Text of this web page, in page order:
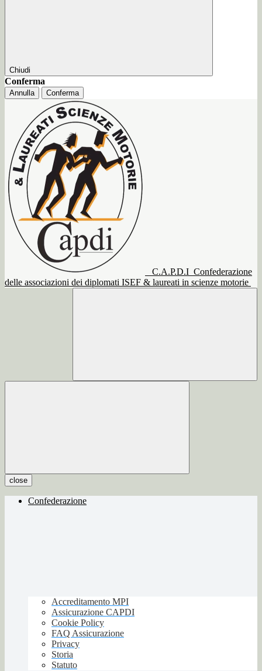
Chiudi
Conferma
Annulla Conferma
C.A.P.D.I Confederazione
delle associazioni dei diplomati ISEF & laureati in scienze motorie
close
Confederazione
Accreditamento MPI
Assicurazione CAPDI
Cookie Policy
FAQ Assicurazione
Privacy
Storia
Statuto